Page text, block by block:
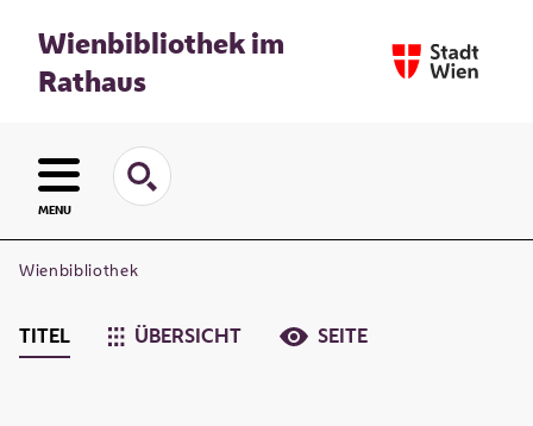
Wienbibliothek im
Rathaus
MENU
Wienbibliothek
TITEL ÜBERSICHT SEITE